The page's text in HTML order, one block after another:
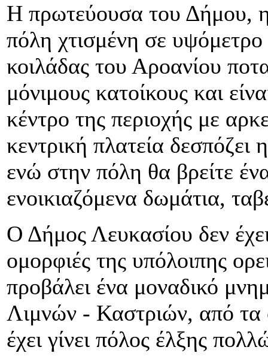
Η πρωτεύουσα του Δήμου, η
πόλη χτισμένη σε
κοιλάδας του Αροανίου
μόνιμους κατοίκους και
κέντρο της περιοχής με
κεντρική πλατεία
ενώ στην πόλη θα βρείτε
ενοικιαζόμενα δωμάτια,
Ο Δήμος Λευκασίου δεν
ομορφιές της υπόλοιπης
προβάλει ένα μοναδικό
Λιμνών - Καστριών, από τα
έχει γίνει πόλος έλξης